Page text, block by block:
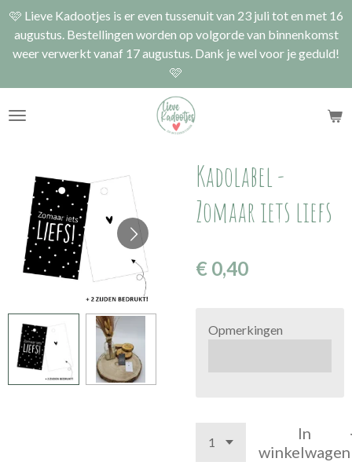
Ga
direct
naar
hoofdinhoud
🩷 Lieve Kadootjes is er even tussenuit van 23 juli tot en met 16
augustus. Bestellingen worden op volgorde van binnenkomst
weer verwerkt vanaf 17 augustus. Dank je wel voor je geduld!
🩷
Kadolabel -
Zomaar iets liefs
€ 0,40
Opmerkingen
In
winkelwagen